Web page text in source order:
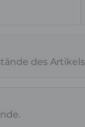
des Artikels